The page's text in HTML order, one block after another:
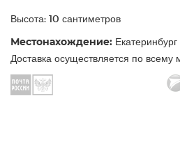
Высота: 10 сантиметров
Местонахождение: Екатеринбург
Доставка осуществляется по всему